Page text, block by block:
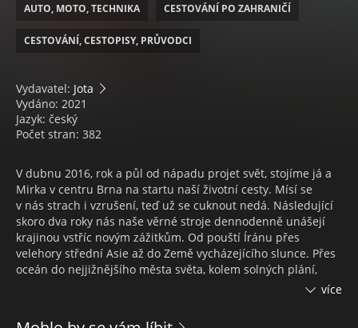
AUTO, MOTO, TECHNIKA CESTOVÁNÍ PO ZAHRANIČÍ
CESTOVÁNÍ, CESTOPISY, PRŮVODCI
Vydavatel: Jota
Vydáno: 2021
Jazyk: český
Počet stran: 382
V dubnu 2016, rok a půl od nápadu projet svět, stojíme já a
Mirka v centru Brna na startu naší životní cesty. Mísí se
v nás strach i vzrušení, teď už se cuknout nedá. Následující
skoro dva roky nás naše věrné stroje dennodenně unášejí
krajinou vstříc novým zážitkům. Od pouští Íránu přes
velehory střední Asie až do Země vycházejícího slunce. Přes
oceán do nejjižnějšího města světa, kolem solných plání,
inckých památek a zasněžených vrcholků And až do zemí více